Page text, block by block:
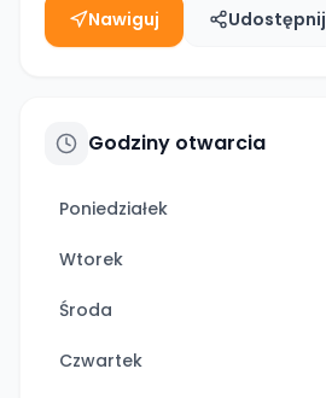
Nawiguj Udostępnij
Godziny otwarcia
Poniedziałek
Wtorek
Środa
Czwartek